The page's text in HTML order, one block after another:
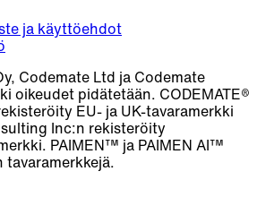
ja käyttöehdot
Codemate Ltd ja Codemate
oikeudet pidätetään. CODEMATE®
EU- ja UK-tavaramerkki
Inc:n rekisteröity
PAIMEN™ ja PAIMEN AI™
tavaramerkkejä.